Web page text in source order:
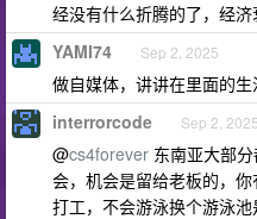
经没有什么折腾的了，经
YAMI74 Sep 2, 2025
做自媒体，讲讲在里面的生
interrorcode Sep 2, 2025
@cs4forever 东南亚大部
会，机会是留给老板的，
打工，不会游泳换个游泳池